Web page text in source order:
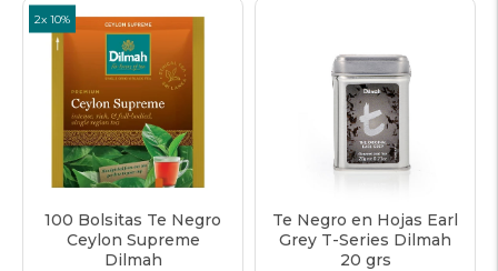
2x 10%
100 Bolsitas Te Negro
Ceylon Supreme
Dilmah
Te Negro en Hojas Earl
Grey T-Series Dilmah
20 grs